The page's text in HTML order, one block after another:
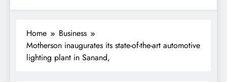
Home
Business
Motherson inaugurates its state-of-the-art automotive
lighting plant in Sanand,